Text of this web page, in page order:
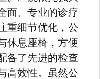
面、专业的诊疗
重细节优化，公
休息座椅，方便
备了先进的检查
高效性。虽然公